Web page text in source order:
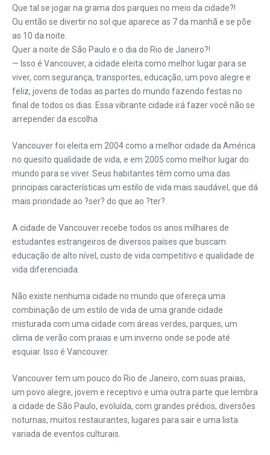
Que tal se jogar na grama dos parques no meio da cidade?!
Ou então se divertir no sol que aparece as 7 da manhã e se põe
as 10 da noite.
Quer a noite de São Paulo e o dia do Rio de Janeiro?!
— Isso é Vancouver, a cidade eleita como melhor lugar para se
viver, com segurança, transportes, educação, um povo alegre e
feliz, jovens de todas as partes do mundo fazendo festas no
final de todos os dias. Essa vibrante cidade irá fazer você não se
arrepender da escolha.
Vancouver foi eleita em 2004 como a melhor cidade da América
no quesito qualidade de vida, e em 2005 como melhor lugar do
mundo para se viver. Seus habitantes têm como uma das
principais características um estilo de vida mais saudável, que dá
mais prioridade ao ?ser? do que ao ?ter?.
A cidade de Vancouver recebe todos os anos milhares de
estudantes estrangeiros de diversos países que buscam
educação de alto nível, custo de vida competitivo e qualidade de
vida diferenciada.
Não existe nenhuma cidade no mundo que ofereça uma
combinação de um estilo de vida de uma grande cidade
misturada com uma cidade com áreas verdes, parques, um
clima de verão com praias e um inverno onde se pode até
esquiar. Isso é Vancouver.
Vancouver tem um pouco do Rio de Janeiro, com suas praias,
um povo alegre, jovem e receptivo e uma outra parte que lembra
a cidade de São Paulo, evoluída, com grandes prédios, diversões
noturnas, muitos restaurantes, lugares para sair e uma lista
variada de eventos culturais.